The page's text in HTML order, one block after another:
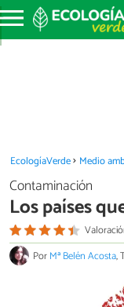
EcologíaVerde Medio
Contaminación
Los países
PorMª Belén Acosta,